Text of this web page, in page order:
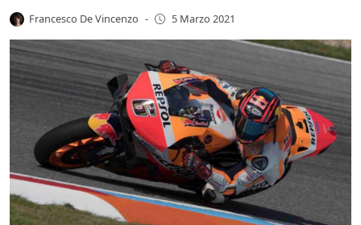
Francesco De Vincenzo - 5 Marzo 2021